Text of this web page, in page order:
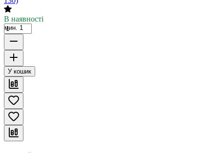
В наявності
мин. 1
У кошик